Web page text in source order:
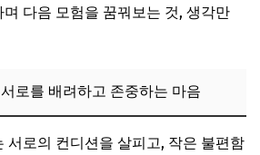
다음 모험을 꿈꿔보는 것, 생각만
로를 배려하고 존중하는 마음
서로의 컨디션을 살피고, 작은 불편함